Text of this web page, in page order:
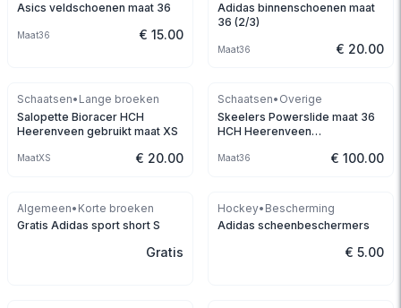
Asics veldschoenen maat 36
Maat36 € 15.00
Adidas binnenschoenen maat
36 (2/3)
Maat36 € 20.00
Schaatsen• Lange broeken
Salopette Bioracer HCH
Heerenveen gebruikt maat XS
MaatXS € 20.00
Schaatsen• Overige
Skeelers Powerslide maat 36
HCH Heerenveen
Maat36 € 100.00
Algemeen• Korte broeken
Gratis Adidas sport short S
Gratis
Hockey• Bescherming
Adidas scheenbeschermers
€ 5.00